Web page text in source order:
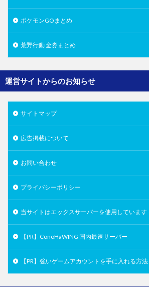
ポケモンGOまとめ
荒野行動 金券まとめ
運営サイトからのお知らせ
サイトマップ
広告掲載について
お問い合わせ
プライバシーポリシー
当サイトはエックスサーバーを使用しています
【PR】ConoHaWING 国内最速サーバー
【PR】強いゲームアカウントを手に入れる方法